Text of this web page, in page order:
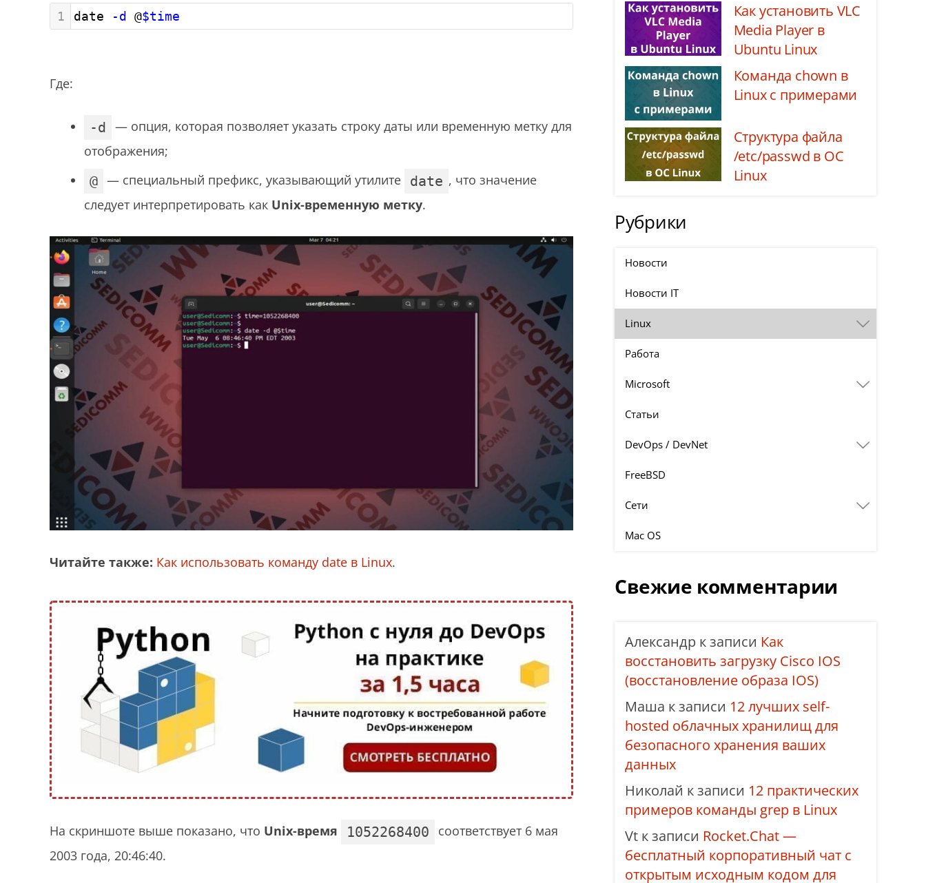
1 date -d @$time
Где:
-d — опция, которая позволяет указать строку даты или временную метку для
отображения;
@ — специальный префикс, указывающий утилите date , что значение
следует интерпретировать как Unix-временную метку.
Читайте также: Как использовать команду date в Linux.
На скриншоте выше показано, что Unix-время 1052268400
соответствует 6 мая
2003 года, 20:46:40.
Как установить VLC
Media Player в
Ubuntu Linux
Команда chown в
Linux с примерами
Структура файла
/etc/passwd в ОС
Linux
Рубрики
Новости
Новости IT
Linux
Работа
Microsoft
Статьи
DevOps / DevNet
FreeBSD
Сети
Mac OS
Свежие комментарии
Александр к записи Как
восстановить загрузку Cisco IOS
(восстановление образа IOS)
Маша к записи 12 лучших self-
hosted облачных хранилищ для
безопасного хранения ваших
данных
Николай к записи 12 практических
примеров команды grep в Linux
Vt к записи Rocket.Chat —
бесплатный корпоративный чат с
открытым исходным кодом для